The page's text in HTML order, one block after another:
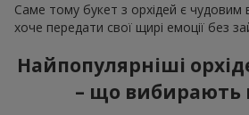
Саме тому букет з орхідей є
хоче передати свої щирі емоції без
Найпопулярніші
– що вибирають